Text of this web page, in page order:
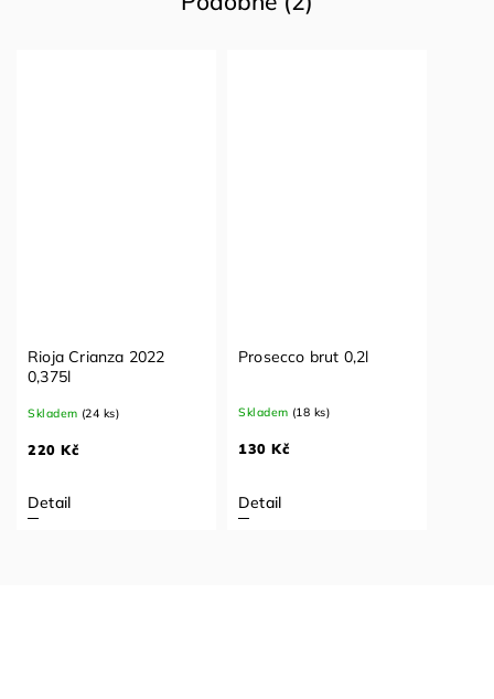
Rioja Crianza 2022
0,375l
Skladem (24 ks)
220 Kč
Detail
Prosecco brut 0,2l
Skladem (18 ks)
130 Kč
Detail